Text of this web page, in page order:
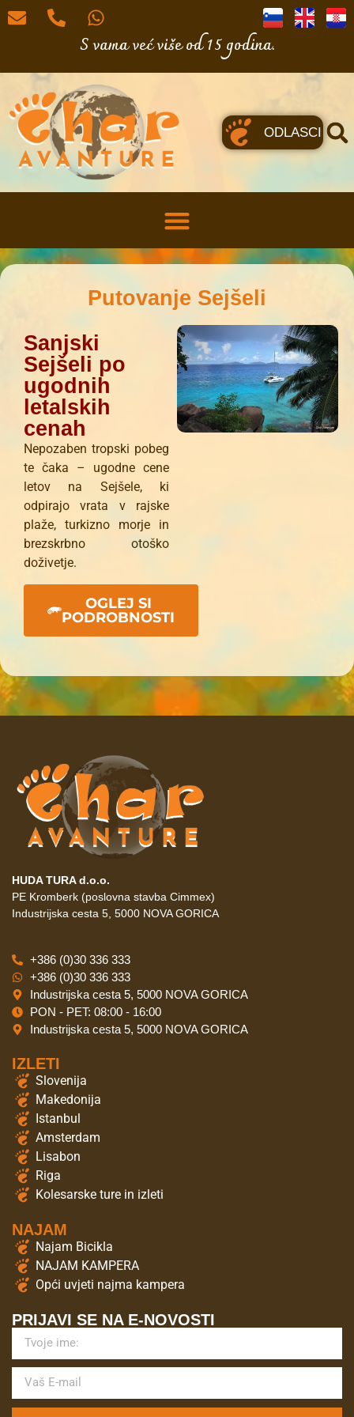
S vama već više od 15 godina.
ODLASCI
Putovanje Sejšeli
Sanjski
Sejšeli po
ugodnih
letalskih
cenah
Nepozaben tropski pobeg
te čaka – ugodne cene
letov na Sejšele, ki
odpirajo vrata v rajske
plaže, turkizno morje in
brezskrbno otoško
doživetje.
OGLEJ SI
PODROBNOSTI
HUDA TURA d.o.o.
PE Kromberk (poslovna stavba Cimmex)
Industrijska cesta 5, 5000 NOVA GORICA
+386 (0)30 336 333
+386 (0)30 336 333
Industrijska cesta 5, 5000 NOVA GORICA
PON - PET: 08:00 - 16:00
Industrijska cesta 5, 5000 NOVA GORICA
IZLETI
Slovenija
Makedonija
Istanbul
Amsterdam
Lisabon
Riga
Kolesarske ture in izleti
NAJAM
Najam Bicikla
NAJAM KAMPERA
Opći uvjeti najma kampera
PRIJAVI SE NA E-NOVOSTI